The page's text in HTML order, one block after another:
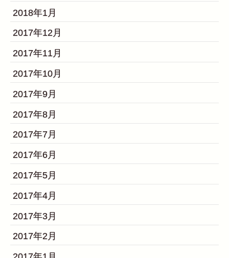
2018年1月
2017年12月
2017年11月
2017年10月
2017年9月
2017年8月
2017年7月
2017年6月
2017年5月
2017年4月
2017年3月
2017年2月